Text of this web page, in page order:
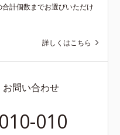
計個数までお選びいただけ
詳しくはこちら
問い合わせ
010